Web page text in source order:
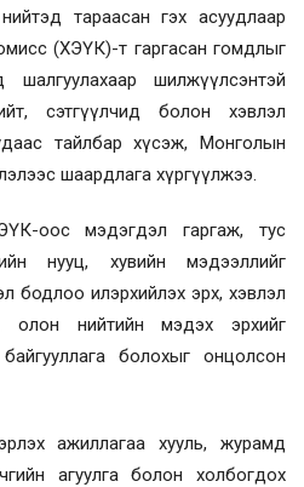
тараасан гэх асуудлаар
(ХЭҮК)-т гаргасан гомдлыг
шалгуулахаар шилжүүлсэнтэй
сэтгүүлчид болон хэвлэл
тайлбар хүсэж, Монголын
шаардлага хүргүүлжээ.
оос мэдэгдэл гаргаж, тус
нууц, хувийн мэдээллийг
бодлоо илэрхийлэх эрх, хэвлэл
олон нийтийн мэдэх эрхийг
болохыг онцолсон
ажиллагаа хууль, журамд
агуулга болон холбогдох